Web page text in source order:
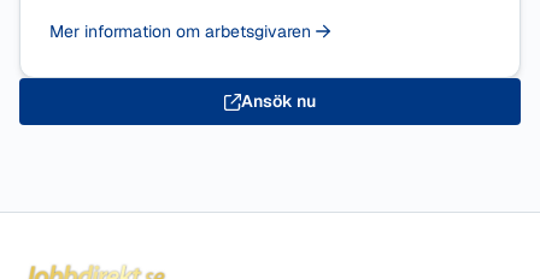
Mer information om arbetsgivaren
Ansök nu